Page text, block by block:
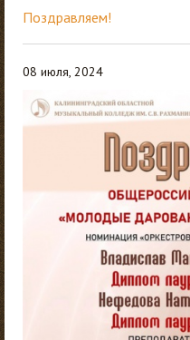
Поздравляем!
08 июля, 2024